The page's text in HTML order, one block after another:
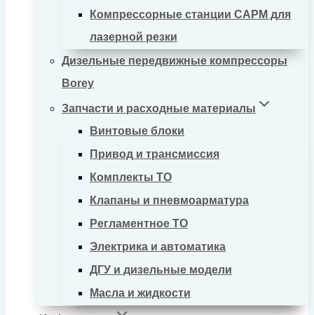
Компрессорные станции CAPM для
лазерной резки
Дизельные передвижные компрессоры
Borey
Запчасти и расходные материалы
Винтовые блоки
Привод и трансмиссия
Комплекты ТО
Клапаны и пневмоарматура
Регламентное ТО
Электрика и автоматика
ДГУ и дизельные модели
Масла и жидкости